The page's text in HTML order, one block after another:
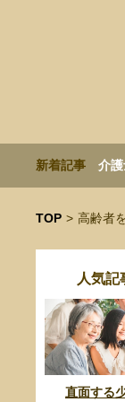
新着記事 介
TOP > 高齢者
人気記
直面する